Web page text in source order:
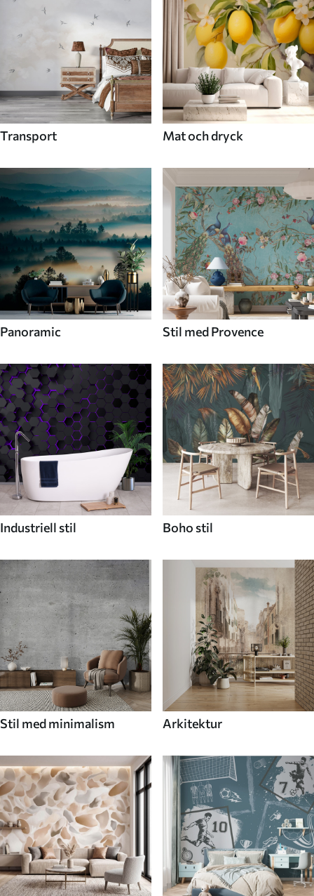
Transport Mat och dryck
Panoramic Stil med Provence
Industriell stil Boho stil
Stil med minimalism Arkitektur